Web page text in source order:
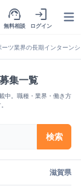
support_agent
無料相談
login
ログイン
ーツ業界の長期インターン
集一覧
中。職種・業界・働き方
検索
滋賀県